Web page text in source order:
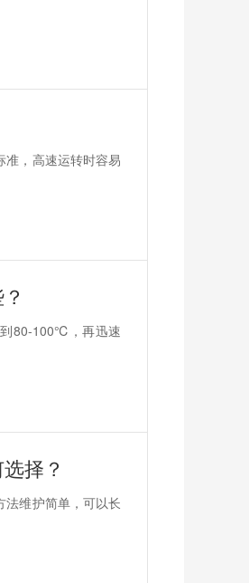
准，高速运转时容易
到80-100℃，再迅速
择？
法维护简单，可以长